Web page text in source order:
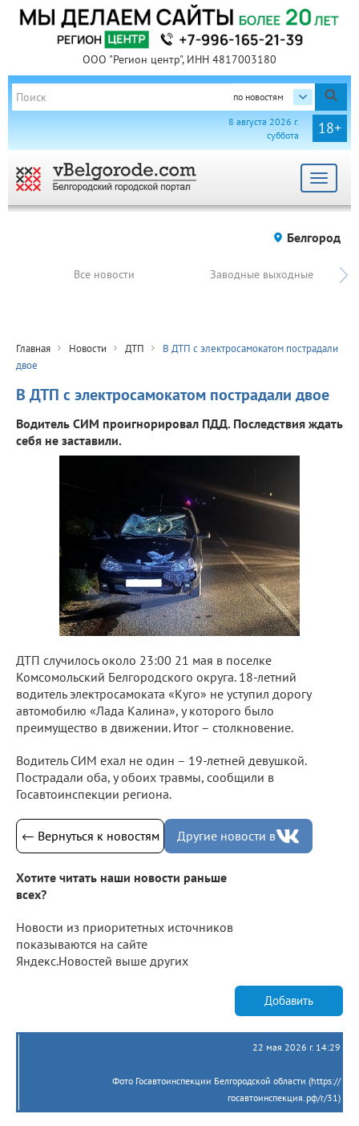
ООО "Регион центр", ИНН 4817003180
по новостям
18+
8 августа 2026 г.
суббота
Toggle
Белгород
Все новости Заводные выходные
Главная Новости ДТП
В ДТП с электросамокатом пострадали
двое
В ДТП с электросамокатом пострадали двое
Водитель СИМ проигнорировал ПДД. Последствия ждать
себя не заставили.
ДТП случилось около 23:00 21 мая в поселке
Комсомольский Белгородского округа. 18-летний
водитель электросамоката «Куго» не уступил дорогу
автомобилю «Лада Калина», у которого было
преимущество в движении. Итог – столкновение.
Водитель СИМ ехал не один – 19-летней девушкой.
Пострадали оба, у обоих травмы, сообщили в
Госавтоинспекции региона.
← Вернуться к новостям Другие новости в
Хотите читать наши новости раньше
всех?
Новости из приоритетных источников
показываются на сайте
Яндекс.Новостей выше других
Добавить
22 мая 2026 г. 14:29
Фото Госавтоинспекции Белгородской области (https://
госавтоинспекция.рф/r/31)